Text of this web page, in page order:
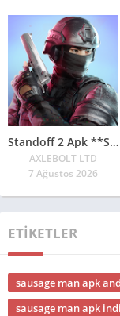
Standoff 2 Apk **Son Sürüm 2026**
AXLEBOLT LTD
7 Ağustos 2026
ETIKETLER
sausage man apk
sausage man apk